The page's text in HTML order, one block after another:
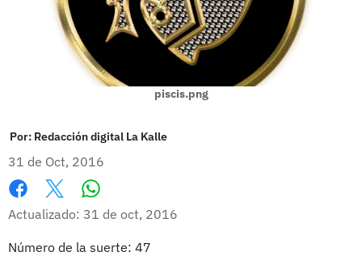
piscis.png
Por: Redacción digital La Kalle
31 de Oct, 2016
Facebook
X
Actualizado: 31 de oct, 2016
Número de la suerte: 47